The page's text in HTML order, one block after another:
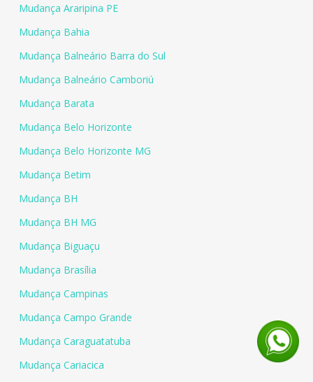
Mudança Araripina PE
Mudança Bahia
Mudança Balneário Barra do Sul
Mudança Balneário Camboriú
Mudança Barata
Mudança Belo Horizonte
Mudança Belo Horizonte MG
Mudança Betim
Mudança BH
Mudança BH MG
Mudança Biguaçu
Mudança Brasília
Mudança Campinas
Mudança Campo Grande
Mudança Caraguatatuba
Mudança Cariacica